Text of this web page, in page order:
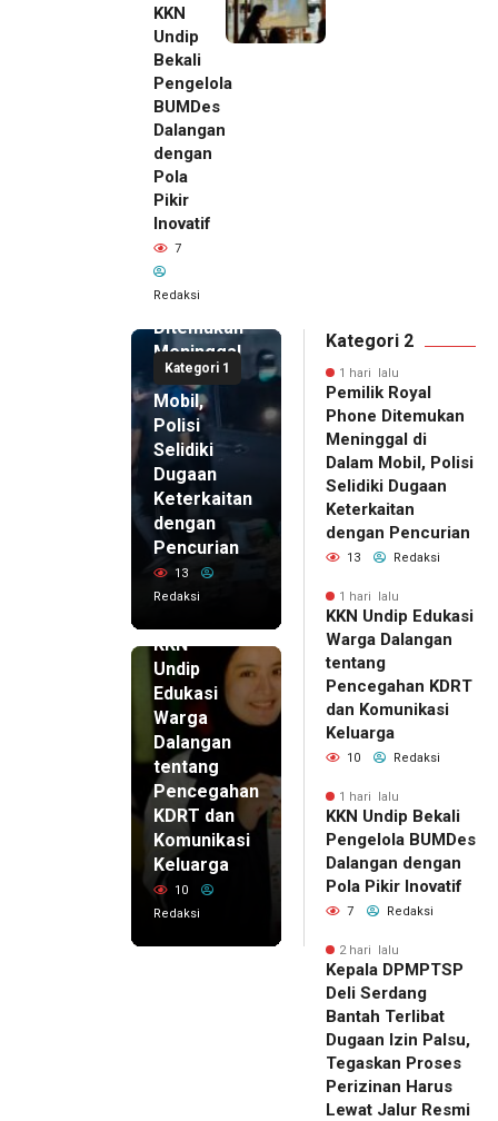
KKN
Undip
Bekali
Pengelola
BUMDes
Dalangan
dengan
Pola
Pikir
Inovatif
7
Redaksi
Kategori 1
1 hari lalu
Pemilik
Royal
Phone
Ditemukan
Meninggal
di Dalam
Mobil,
Polisi
Selidiki
Dugaan
Keterkaitan
dengan
Pencurian
13
Redaksi
KKN
Undip
Edukasi
Warga
Dalangan
tentang
Pencegahan
KDRT dan
Komunikasi
Keluarga
10
Redaksi
Kategori 2
1 hari lalu
Pemilik Royal
Phone Ditemukan
Meninggal di
Dalam Mobil, Polisi
Selidiki Dugaan
Keterkaitan
dengan Pencurian
13 Redaksi
1 hari lalu
KKN Undip Edukasi
Warga Dalangan
tentang
Pencegahan KDRT
dan Komunikasi
Keluarga
10 Redaksi
1 hari lalu
KKN Undip Bekali
Pengelola BUMDes
Dalangan dengan
Pola Pikir Inovatif
7 Redaksi
2 hari lalu
Kepala DPMPTSP
Deli Serdang
Bantah Terlibat
Dugaan Izin Palsu,
Tegaskan Proses
Perizinan Harus
Lewat Jalur Resmi